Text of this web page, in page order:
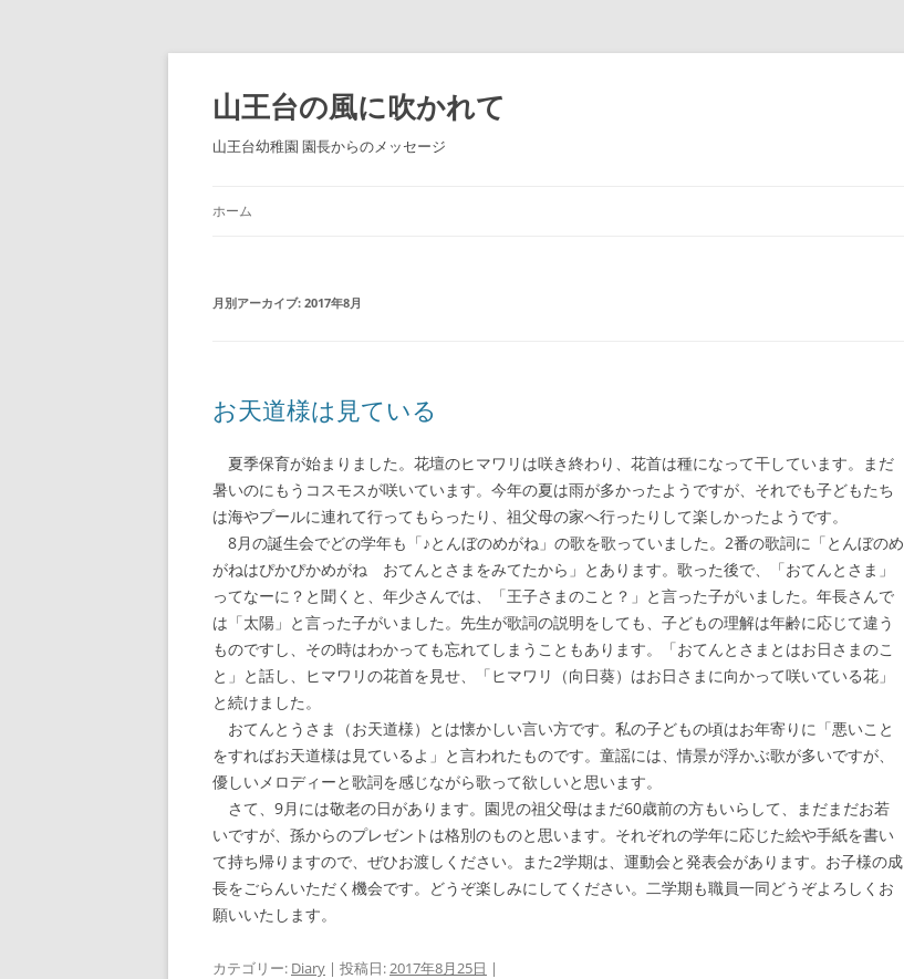
コ
テ
ン
ツ
へ
ス
山王台の風に吹かれて
山王台幼稚園 園長からのメッセージ
ホーム
月別アーカイブ: 2017年8月
お天道様は見ている
夏季保育が始まりました。花壇のヒマワリは咲き終わり、花首は種になって干しています。まだ
暑いのにもうコスモスが咲いています。今年の夏は雨が多かったようですが、それでも子どもたち
は海やプールに連れて行ってもらったり、祖父母の家へ行ったりして楽しかったようです。
8月の誕生会でどの学年も「♪とんぼのめがね」の歌を歌っていました。2番の歌詞に「とんぼのめ
がねはぴかぴかめがね おてんとさまをみてたから」とあります。歌った後で、「おてんとさま」
ってなーに？と聞くと、年少さんでは、「王子さまのこと？」と言った子がいました。年長さんで
は「太陽」と言った子がいました。先生が歌詞の説明をしても、子どもの理解は年齢に応じて違う
ものですし、その時はわかっても忘れてしまうこともあります。「おてんとさまとはお日さまのこ
と」と話し、ヒマワリの花首を見せ、「ヒマワリ（向日葵）はお日さまに向かって咲いている花」
と続けました。
おてんとうさま（お天道様）とは懐かしい言い方です。私の子どもの頃はお年寄りに「悪いこと
をすればお天道様は見ているよ」と言われたものです。童謡には、情景が浮かぶ歌が多いですが、
優しいメロディーと歌詞を感じながら歌って欲しいと思います。
さて、9月には敬老の日があります。園児の祖父母はまだ60歳前の方もいらして、まだまだお若
いですが、孫からのプレゼントは格別のものと思います。それぞれの学年に応じた絵や手紙を書い
て持ち帰りますので、ぜひお渡しください。また2学期は、運動会と発表会があります。お子様の成
長をごらんいただく機会です。どうぞ楽しみにしてください。二学期も職員一同どうぞよろしくお
願いいたします。
カテゴリー: Diary | 投稿日:2017年8月25日 |